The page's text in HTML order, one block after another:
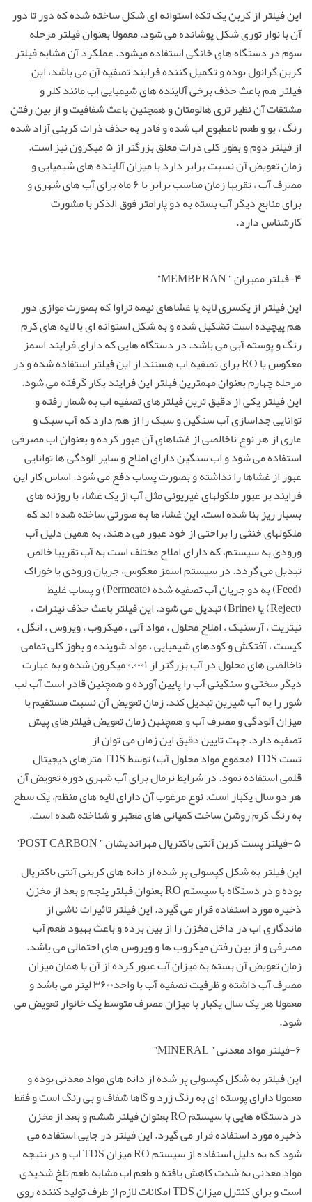
این فیلتر از کربن یک تکه استوانه ای شکل ساخته شده که دور تا دور
آن با نوار توری شکل پوشانده می شود. معمولا بعنوان فیلتر مرحله
سوم در دستگاه های خانگی استفاده میشود. عملکرد آن مشابه فیلتر
کربن گرانول بوده و تکمیل کننده فرایند تصفیه آن می باشد، این
فیلتر هم باعث حذف برخی آلاینده های شیمیایی اب مانند کلر و
مشتقات آن نظیر تری هالومتان و همچنین باعث شفافیت و از بین رفتن
رنگ ، بو و طعم نامطبوع اب شده و قادر به حذف ذرات کربنی آزاد شده
از فیلتر دوم و بطور کلی ذرات معلق بزرگتر از ۵ میکرون نیز است.
زمان تعویض آن نسبت برابر دارد با میزان آلاینده های شیمیایی و
مصرف آب ، تقریبا زمان مناسب برابر با ۶ ماه برای آب های شهری و
برای منابع دیگر آب بسته به دو پارامتر فوق الذکر با مشورت
کارشناس دارد.
۴-فیلتر ممبران ” MEMBERAN”
این فیلتر از یکسری لایه یا غشاهای نیمه تراوا که بصورت موازی دور
هم پیچیده است تشکیل شده و به شکل استوانه ای با لایه های کرم
رنگ و پوسته آبی می باشد. در دستگاه هایی که دارای فرایند اسمز
معکوس یا RO برای تصفیه اب هستند از این فیلتر استفاده شده و در
مرحله چهارم بعنوان مهمترین فیلتر این فرایند بکار گرفته می شود.
این فیلتر یکی از دقیق ترین فیلترهای تصفیه اب به شمار رفته و
توانایی جداسازی آب سنگین و سبک را از هم دارد که آب سبک و
عاری از هر نوع ناخالصی از غشاهای آن عبور کرده و بعنوان اب مصرفی
استفاده می شود و اب سنگین دارای املاح و سایر الودگی ها توانایی
عبور از غشاها را نداشته و بصورت پساب دفع می شود. اساس کار این
فرایند بر عبور ملکولهای غیریونی مثل آب از یک غشاء با روزنه های
بسیار ریز بنا شده است. این غشاءها به صورتی ساخته شده اند که
ملکولهای خنثی را براحتی از خود عبور می دهند. به همین دلیل آب
ورودی به سیستم، که دارای املاح مختلف است به آب تقریبا خالص
تبدیل می گردد. در سیستم اسمز معکوس، جریان ورودی یا خوراک
(Feed) به دو جریان آب تصفیه شده (Permeate) و پساب غلیظ
(Reject) یا (Brine) تبدیل می شود. این فیلتر باعث حذف نیترات ،
نیتریت ، آرسنیک ، املاح محلول ، مواد آلی ، میکروب ، ویروس ، انگل ،
کیست ، آفتکش و کودهای شیمیایی ، مواد شوینده و بطوز کلی تمامی
ناخالصی های محلول در آب بزرگتر از ۰.۰۰۰۱ میکرون شده و به عبارت
دیگر سختی و سنگینی آب را پایین آورده و همچنین قادر است آب لب
شور را به آب شیرین تبدیل کند. زمان تعویض آن نسبت مستقیم با
میزان آلودگی و مصرف آب و همچنین زمان تعویض فیلترهای پیش
تصفیه دارد. جهت تایین دقیق این زمان می توان از
تست TDS (مجموع مواد محلول آب) توسط TDS مترهای دیجیتال
قلمی استفاده نمود. در شرایط نرمال برای آب شهری دوره تعویض آن
هر دو سال یکبار است. نوع مرغوب آن دارای لایه های منظم، یک سطح
به رنگ کرم روشن ساخت کمپانی های معتبر و شناخته شده است.
۵-فیلتر پست کربن آنتی باکتریال مهراندیشان ” POST CARBON”
این فیلتر به شکل کپسولی پر شده از دانه های کربنی آنتی باکتریال
بوده و در دستگاه با سیستم RO بعنوان فیلتر پنجم و بعد از مخزن
ذخیره مورد استفاده قرار می گیرد. این فیلتر تاثیرات ناشی از
ماندگاری اب در داخل مخزن را از بین برده و باعث بهبود طعم آب
مصرفی و از بین رفتن میکروب ها و ویروس های احتمالی می باشد.
زمان تعویض آن بسته به میزان آب عبور کرده از آن یا همان میزان
مصرف آب داشته و ظرفیت تصفیه آب با واحد۳۶۰۰ لیتر می باشد و
معمولا هر یک سال یکبار با میزان مصرف متوسط یک خانوار تعویض می
شود.
۶-فیلتر مواد معدنی ” MINERAL”
این فیلتر به شکل کپسولی پر شده از دانه های مواد معدنی بوده و
معمولا دارای پوسته ای به رنگ زرد و گاها شفاف و بی رنگ است و فقط
در دستگاه هایی با سیستم RO بعنوان فیلتر ششم و بعد از مخزن
ذخیره مورد استفاده قرار می گیرد. این فیلتر در جایی استفاده می
شود که به دلیل استفاده از سیستم RO میزان TDS اب و در نتیجه
مواد معدنی به شدت کاهش یافته و طعم اب مشابه طعم تلخ شدیدی
است و برای کنترل میزان TDS امکانات لازم از طرف تولید کننده روی